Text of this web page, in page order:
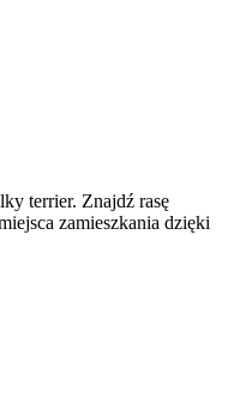
terrier. Znajdź rasę
zamieszkania dzięki